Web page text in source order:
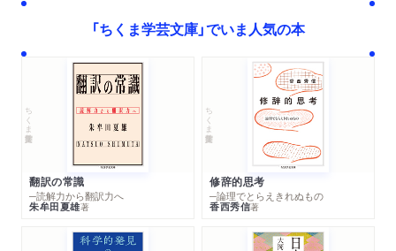
13 中世の西ヨーロッパにおけるギリシア語
第四章 ルネサンス
1 人文主義
2 最初の人文主義者たち
3 人文主義の充実―ペトラルカとその世代
4 コルッチオ・サルターティ（1331-1406）
5 大いなる発見の時代―ポッジオ（1380-1459）
6 15世紀におけるラテン研究―ヴァラとポリツィアーノ
8 15世紀におけるギリシア研究―ベッサリオンとポリツィア
「ちくま学芸文庫」でいま人気の本
ちくま学芸文庫
翻訳の常識
─読解力から翻訳力へ
朱牟田夏雄著
ちくま学芸文庫
修辞的思考
─論理でとらえきれぬもの
香西秀信著